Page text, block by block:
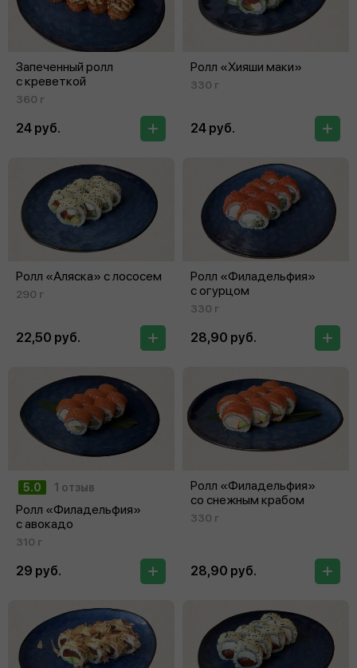
Запеченный ролл
с креветкой
360 г
24 руб.
Ролл «Хияши маки»
330 г
24 руб.
Ролл «Аляска» с лососем
290 г
22,50 руб.
Ролл «Филадельфия»
с огурцом
330 г
28,90 руб.
5.0 1 отзыв
Ролл «Филадельфия»
с авокадо
310 г
29 руб.
Ролл «Филадельфия»
со снежным крабом
330 г
28,90 руб.